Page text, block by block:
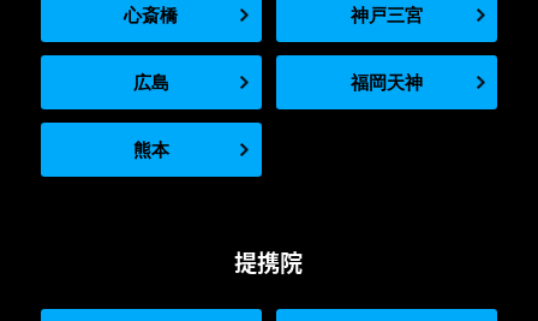
心斎橋 神戸三宮
広島 福岡天神
熊本
提携院